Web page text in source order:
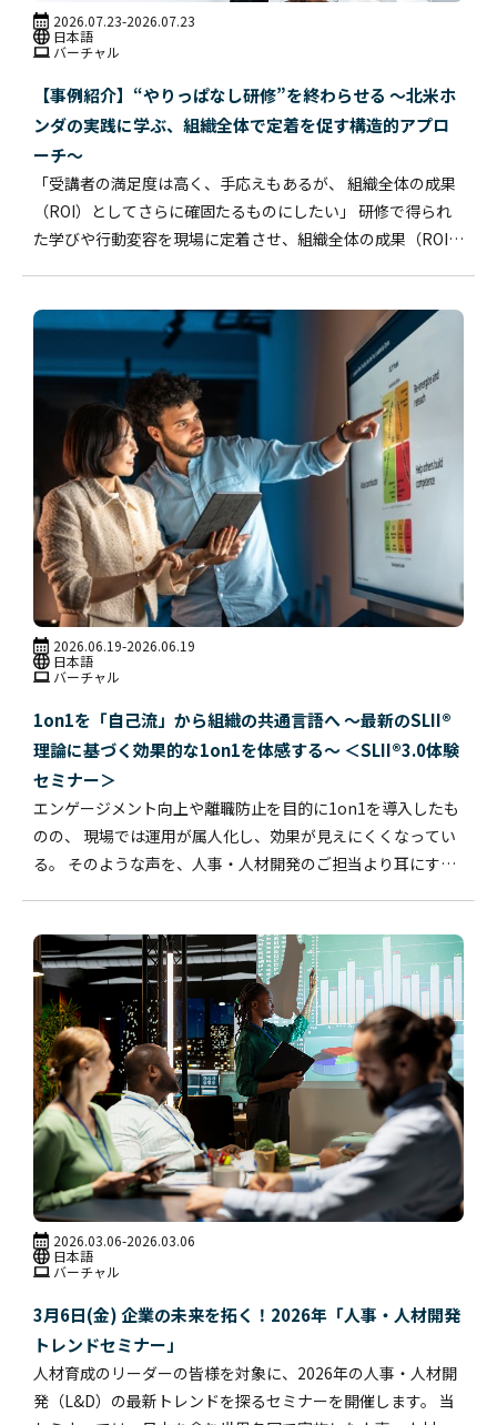
2026.07.23-2026.07.23
日本語
バーチャル
【事例紹介】“やりっぱなし研修”を終わらせる ～北米ホ
ンダの実践に学ぶ、組織全体で定着を促す構造的アプロ
ーチ～
「受講者の満足度は高く、手応えもあるが、 組織全体の成果
（ROI）としてさらに確固たるものにしたい」 研修で得られ
た学びや行動変容を現場に定着させ、組織全体の成果（ROI）
2026.06.19-2026.06.19
日本語
バーチャル
1on1を「自己流」から組織の共通言語へ 〜最新のSLII®
理論に基づく効果的な1on1を体感する〜 ＜SLII®3.0体験
セミナー＞
エンゲージメント向上や離職防止を目的に1on1を導入したも
のの、 現場では運用が属人化し、効果が見えにくくなってい
る。 そのような声を、人事・人材開発のご担当より耳にする
2026.03.06-2026.03.06
日本語
バーチャル
3月6日(金) 企業の未来を拓く！2026年「人事・人材開発
トレンドセミナー」
人材育成のリーダーの皆様を対象に、2026年の人事・人材開
発（L&D）の最新トレンドを探るセミナーを開催します。 当